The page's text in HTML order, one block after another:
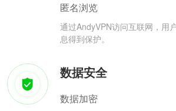
匿名浏览
通过AndyVPN访问互联网，用
息得到保护。
数据安全
数据加密